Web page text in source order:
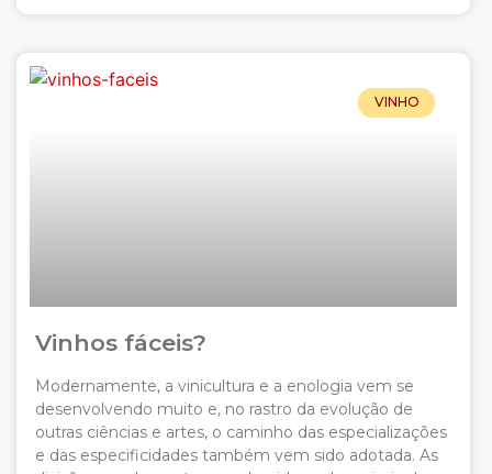
VINHO
Vinhos fáceis?
Modernamente, a vinicultura e a enologia vem se
desenvolvendo muito e, no rastro da evolução de
outras ciências e artes, o caminho das especializações
e das especificidades também vem sido adotada. As